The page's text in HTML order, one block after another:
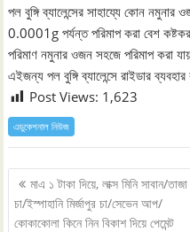
পল বুঙ্গি ব্যালেন্সের সাহায্যে কোন নমুনার
0.0001g পর্যন্ত পরিমাপ করা বেশ
পরিমাণ নমুনার ওজন সহজে পরিমাপ করা
এইজন্য পল বুঙ্গি ব্যালেন্সে রাইডার
Post Views: 1,623
এডুকেশনাল নিউজ
Post
navigation
মাএ ১ টাকা দিয়ে, লাক্স মিনি সাবান/তাজা
চা/ইস্পাহানি মির্জাপুর চা/সেভেন আপ/
কোকাকোলা কিনে নিন বিকাশ দিয়ে পেমেন্ট